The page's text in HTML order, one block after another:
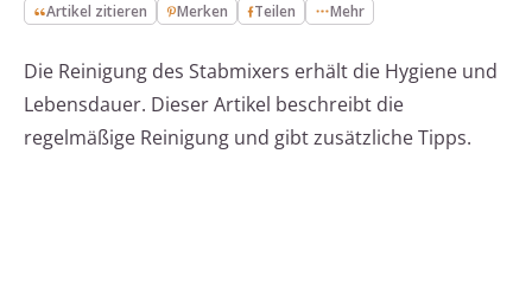
Artikel zitieren Merken Teilen Mehr
Die Reinigung des Stabmixers erhält die Hygiene und
Lebensdauer. Dieser Artikel beschreibt die
regelmäßige Reinigung und gibt zusätzliche Tipps.